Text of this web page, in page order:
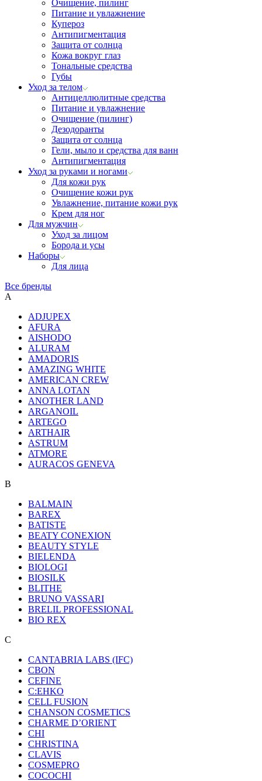
Очищение, пилинг
Питание и увлажнение
Купероз
Антипигментация
Защита от солнца
Кожа вокруг глаз
Тональные средства
Губы
Уход за телом
Антицеллюлитные средства
Питание и увлажнение
Очищение (пилинг)
Дезодоранты
Защита от солнца
Гели, мыло и средства для ванн
Антипигментация
Уход за руками и ногами
Для кожи рук
Очищение кожи рук
Увлажнение, питание кожи рук
Крем для ног
Для мужчин
Уход за лицом
Борода и усы
Наборы
Для лица
Все бренды
A
ADJUPEX
AFURA
AISHODO
ALURAM
AMADORIS
AMAZING WHITE
AMERICAN CREW
ANNA LOTAN
ANOTHER LAND
ARGANOIL
ARTEGO
ARTHAIR
ASTRUM
ATMORE
AURACOS GENEVA
B
BALMAIN
BAREX
BATISTE
BEATY CONEXION
BEAUTY STYLE
BIELENDA
BIOLOGI
BIOSILK
BLITHE
BRUNO VASSARI
BRELIL PROFESSIONAL
BIO REX
C
CANTABRIA LABS (IFC)
CBON
CEFINE
C:EHKO
CELL FUSION
CHANSON COSMETICS
CHARME D’ORIENT
CHI
CHRISTINA
CLAVIS
COSMEPRO
COCOCHI